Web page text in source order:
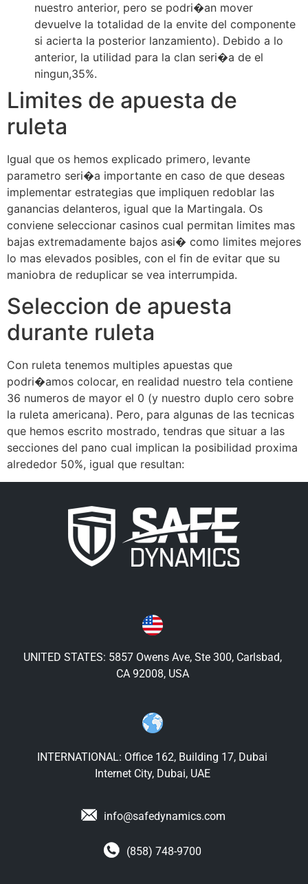
nuestro anterior, pero se podri�an mover
devuelve la totalidad de la envite del componente
si acierta la posterior lanzamiento). Debido a lo
anterior, la utilidad para la clan seri�a de el
ningun,35%.
Limites de apuesta de
ruleta
Igual que os hemos explicado primero, levante
parametro seri�a importante en caso de que deseas
implementar estrategias que impliquen redoblar las
ganancias delanteros, igual que la Martingala. Os
conviene seleccionar casinos cual permitan limites mas
bajas extremadamente bajos asi� como limites mejores
lo mas elevados posibles, con el fin de evitar que su
maniobra de reduplicar se vea interrumpida.
Seleccion de apuesta
durante ruleta
Con ruleta tenemos multiples apuestas que
podri�amos colocar, en realidad nuestro tela contiene
36 numeros de mayor el 0 (y nuestro duplo cero sobre
la ruleta americana). Pero, para algunas de las tecnicas
que hemos escrito mostrado, tendras que situar a las
secciones del pano cual implican la posibilidad proxima
alrededor 50%, igual que resultan:
UNITED STATES: 5857 Owens Ave, Ste 300, Carlsbad,
CA 92008, USA
INTERNATIONAL: Office 162, Building 17, Dubai
Internet City, Dubai, UAE
info@safedynamics.com
(858) 748-9700